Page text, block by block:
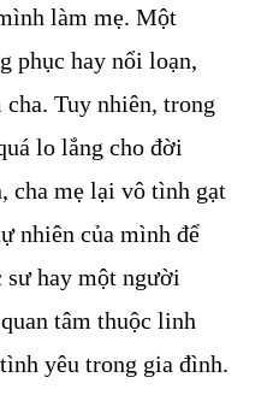
làm mẹ. Một
phục hay nổi loạn,
Tuy nhiên, trong
lo lắng cho đời
cha mẹ lại vô tình gạt
nhiên của mình để
sư hay một người
tâm thuộc linh
yêu trong gia đình.